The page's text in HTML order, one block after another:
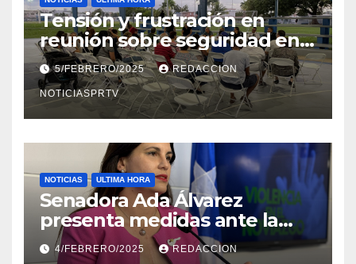
Tensión y frustración en
reunión sobre seguridad en
Reparto Metropolitano
5/FEBRERO/2025 REDACCION
NOTICIASPRTV
NOTICIAS ULTIMA HORA
Senadora Ada Álvarez
presenta medidas ante la
violencia en el noviazgo
4/FEBRERO/2025 REDACCION